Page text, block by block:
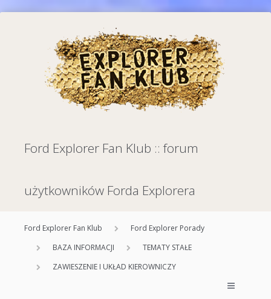
Ford Explorer Fan Klub :: forum
użytkowników Forda Explorera
Ford Explorer Fan Klub
Ford Explorer Porady
BAZA INFORMACJI
TEMATY STAŁE
ZAWIESZENIE I UKŁAD KIEROWNICZY